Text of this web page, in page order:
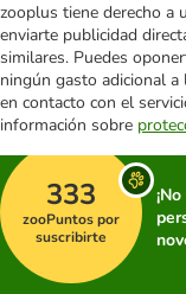
zooplus tiene derecho a
enviarte publicidad
similares. Puedes
ningún gasto adicional
en contacto con el
información sobre
333
zooPuntos por
suscribirte